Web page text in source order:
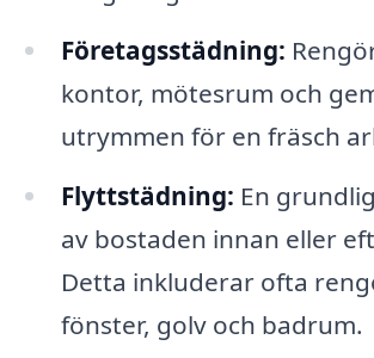
Företagsstädning:
kontor, mötesrum och
utrymmen för en fräsch
Flyttstädning: En
av bostaden innan eller
Detta inkluderar ofta
fönster, golv och badrum.